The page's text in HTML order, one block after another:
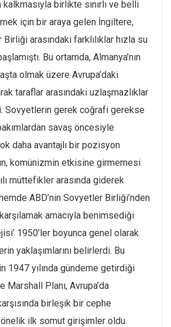
kalkmasıyla birlikte sınırlı ve belli
için bir araya gelen İngiltere,
arasındaki farklılıklar hızla su
Bu ortamda, Almanya’nın
olmak üzere Avrupa’daki
taraflar arasındaki uzlaşmazlıklar
Sovyetlerin gerek coğrafi gerekse
savaş öncesiyle
daha avantajlı bir pozisyon
komünizmin etkisine girmemesi
müttefikler arasında giderek
ABD’nin Sovyetler Birliği’nden
amacıyla benimsediği
1950’ler boyunca genel olarak
yaklaşımlarını belirlerdi. Bu
1947 yılında gündeme getirdiği
Marshall Planı, Avrupa’da
birleşik bir cephe
ilk somut girişimler oldu.